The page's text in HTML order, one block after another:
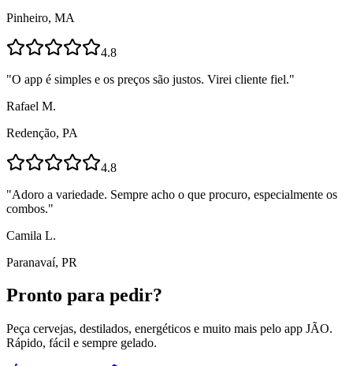
Pinheiro, MA
4.8
"O app é simples e os preços são justos. Virei cliente fiel."
Rafael M.
Redenção, PA
4.8
"Adoro a variedade. Sempre acho o que procuro, especialmente os
combos."
Camila L.
Paranavaí, PR
Pronto para pedir?
Peça cervejas, destilados, energéticos e muito mais pelo app JÃO.
Rápido, fácil e sempre gelado.